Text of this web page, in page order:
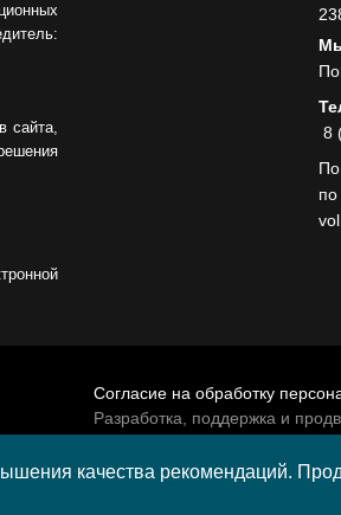
сайта,
8
Согласие на обработку
Разработка, поддержка и
качества рекомендаций.